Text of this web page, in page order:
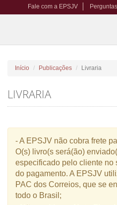
Fale com a EPSJV
Início Publicações Livraria
LIVRARIA
- A EPSJV não cobra frete
O(s) livro(s será(ão)
especificado pelo cliente no
do pagamento. A EPSJV
PAC dos Correios, que se
todo o Brasil;